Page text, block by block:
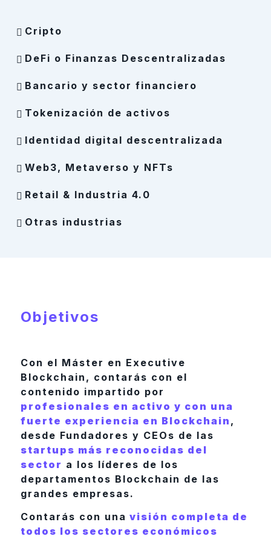
Cripto
DeFi o Finanzas Descentralizadas
Bancario y sector financiero
Tokenización de activos
Identidad digital descentralizada
Web3, Metaverso y NFTs
Retail & Industria 4.0
Otras industrias
Objetivos
Con el Máster en Executive
Blockchain, contarás con el
contenido impartido por
profesionales en activo y con una
fuerte experiencia en Blockchain ,
desde Fundadores y CEOs de las
startups más reconocidas del
sector a los líderes de los
departamentos Blockchain de las
grandes empresas.
Contarás con una visión completa de
todos los sectores económicos